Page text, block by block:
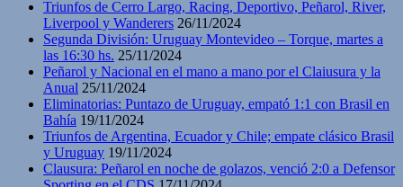
Triunfos de Cerro Largo, Racing, Deportivo, Peñarol, River,
Liverpool y Wanderers 26/11/2024
Segunda División: Uruguay Montevideo – Torque, martes a
las 16:30 hs. 25/11/2024
Peñarol y Nacional en el mano a mano por el Claiusura y la
Anual 25/11/2024
Eliminatorias: Puntazo de Uruguay, empató 1:1 con Brasil en
Bahía 19/11/2024
Triunfos de Argentina, Ecuador y Chile; empate clásico Brasil
y Uruguay 19/11/2024
Clausura: Peñarol en noche de golazos, venció 2:0 a Defensor